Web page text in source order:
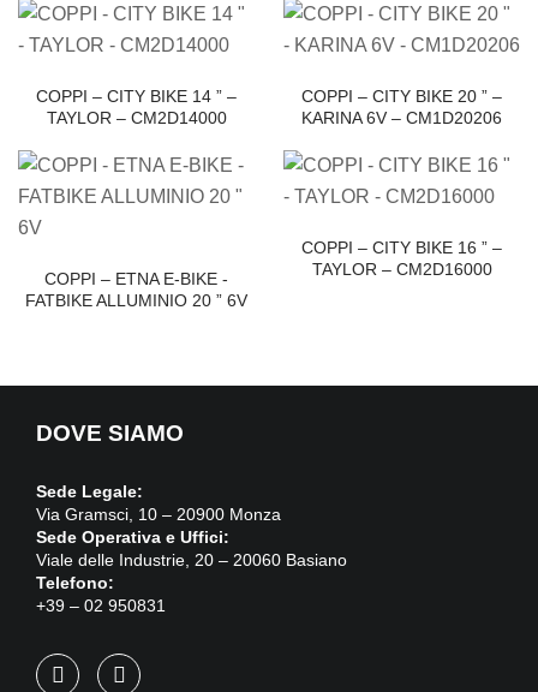
COPPI – CITY BIKE 14 ” –
TAYLOR – CM2D14000
COPPI – CITY BIKE 20 ” –
KARINA 6V – CM1D20206
COPPI – ETNA E-BIKE -
FATBIKE ALLUMINIO 20 ” 6V
COPPI – CITY BIKE 16 ” –
TAYLOR – CM2D16000
DOVE SIAMO
Sede Legale:
Via Gramsci, 10 – 20900 Monza
Sede Operativa e Uffici:
Viale delle Industrie, 20 – 20060 Basiano
Telefono:
+39 – 02 950831